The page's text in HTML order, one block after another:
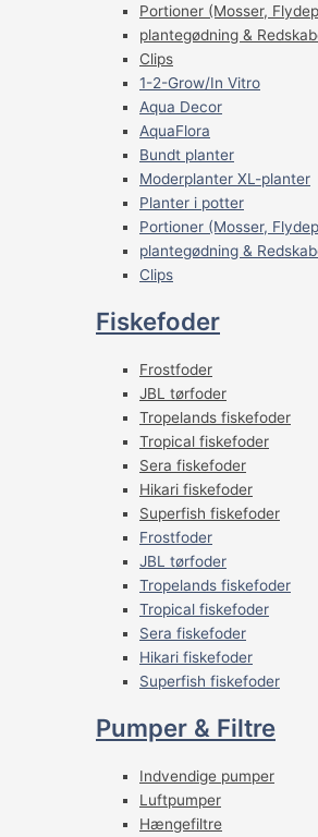
Portioner (Mosser,
plantegødning &
Clips
1-2-Grow/In Vitro
Aqua Decor
AquaFlora
Bundt planter
Moderplanter XL-planter
Planter i potter
Portioner (Mosser,
plantegødning &
Clips
Fiskefoder
Frostfoder
JBL tørfoder
Tropelands fiskefoder
Tropical fiskefoder
Sera fiskefoder
Hikari fiskefoder
Superfish fiskefoder
Frostfoder
JBL tørfoder
Tropelands fiskefoder
Tropical fiskefoder
Sera fiskefoder
Hikari fiskefoder
Superfish fiskefoder
Pumper & Filtre
Indvendige pumper
Luftpumper
Hængefiltre